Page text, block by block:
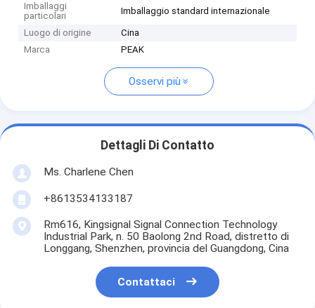
Imballaggi
particolari
Imballaggio standard internazionale
Luogo di origine
Cina
Marca
PEAK
Osservi più
Dettagli Di Contatto
Ms. Charlene Chen
+8613534133187
Rm616, Kingsignal Signal Connection Technology
Industrial Park, n. 50 Baolong 2nd Road, distretto di
Longgang, Shenzhen, provincia del Guangdong, Cina
Contattaci